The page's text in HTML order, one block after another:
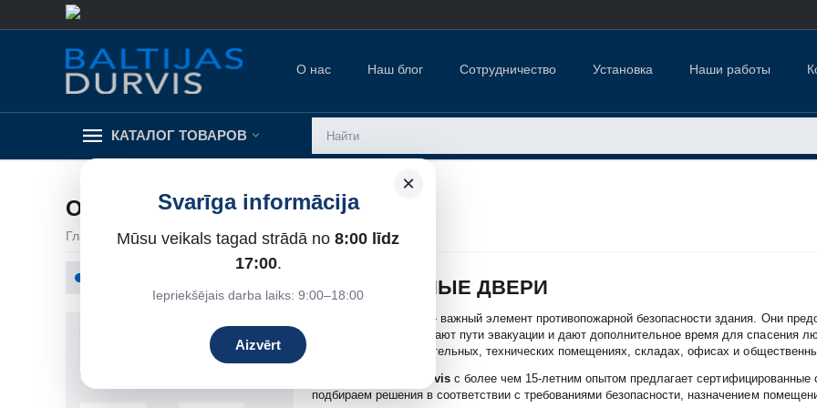
О нас Наш блог Сотрудничество Установка Наши работы
КАТАЛОГ ТОВАРОВ
×
Svarīga informācija
Mūsu veikals tagad strādā no8:00 līdz
17:00.
Iepriekšējais darba laiks: 9:00–18:00
Aizvērt
ОГНЕУПОРНЫЕ ДВЕРИ
Главная / Огнеупорные двери / Огнеупорные двери
ОГНЕУПОРНЫЕ ДВЕРИ
Огнеупорные двери — важный элемент противопожарной безопасности здания. Они
помещениями, защищают пути эвакуации и дают дополнительное время для спасения
домах, подъездах, котельных, технических помещениях, складах, офисах и
Baltijas durvis с более чем 15-летним опытом предлагает
подбираем решения в соответствии с требованиями безопасности, назначением
Цена